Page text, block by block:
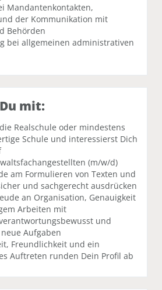
Mandantenkontakten,
der Kommunikation mit
Behörden
bei allgemeinen administrativen
mit:
Realschule oder mindestens
Schule und interessierst Dich
(m/w/d)
am Formulieren von Texten und
und sachgerecht ausdrücken
an Organisation, Genauigkeit
Arbeiten mit
und
Aufgaben
Freundlichkeit und ein
Auftreten runden Dein Profil ab